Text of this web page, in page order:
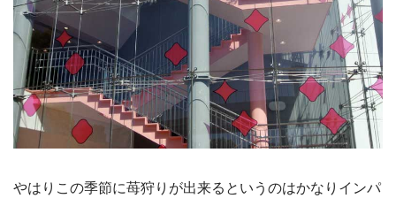
やはりこの季節に苺狩りが出来るというのはかなりインパ